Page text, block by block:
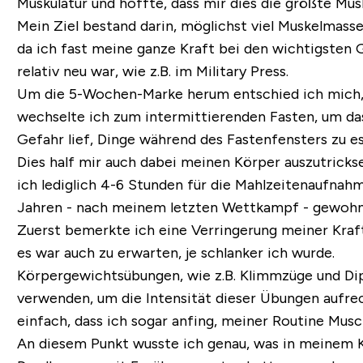
Mein Ziel bestand darin, möglichst viel
da ich fast meine ganze Kraft bei den wichtigsten
relativ neu war, wie z.B. im Military Press.
Um die 5-Wochen-Marke herum entschied ich
wechselte ich zum intermittierenden Fasten, um
Gefahr lief, Dinge während des Fastenfensters zu
Dies half mir auch dabei meinen Körper
ich lediglich 4-6 Stunden für die
Jahren - nach meinem letzten Wettkampf -
Zuerst bemerkte ich eine Verringerung meiner
es war auch zu erwarten, je schlanker ich wurde.
Körpergewichtsübungen, wie z.B. Klimmzüge und
verwenden, um die Intensität dieser Übungen
einfach, dass ich sogar anfing, meiner Routine
An diesem Punkt wusste ich genau, was in